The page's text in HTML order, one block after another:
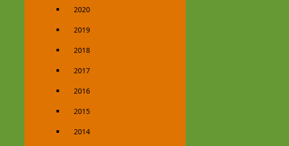
2020
2019
2018
2017
2016
2015
2014